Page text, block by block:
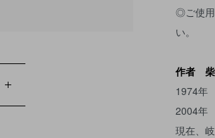
◎ご使用
い。
作者 柴
1974年
2004年
現在、